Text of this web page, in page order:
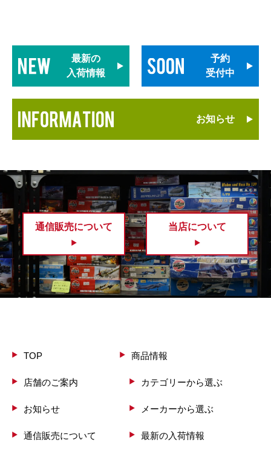
最新の
入荷情報
予約
受付中
お知らせ
通信販売について 当店について
TOP
店舗のご案内
お知らせ
通信販売について
商品情報
カテゴリーから選ぶ
メーカーから選ぶ
最新の入荷情報